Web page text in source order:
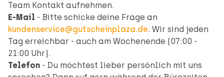
Team Kontakt aufnehmen.
E-Mail - Bitte schicke deine Frage an
kundenservice@gutscheinplaza.de. Wir sind jeden
Tag erreichbar - auch am Wochenende (07:00 -
21:00 Uhr).
Telefon - Du möchtest lieber persönlich mit uns